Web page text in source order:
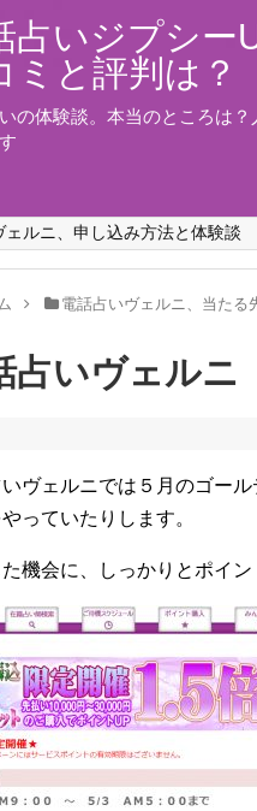
占いジプシー
ミと評判は？
の体験談。本当のところは
ェルニ、申し込み方法と体験談
電話占いヴェルニ、当たる
占いヴェル
ヴェルニでは５月のゴー
っていたりします。
機会に、しっかりとポイ